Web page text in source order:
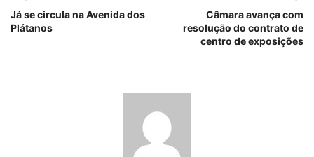
Já se circula na Avenida dos
Plátanos
Câmara avança com
resolução do contrato de
centro de exposições